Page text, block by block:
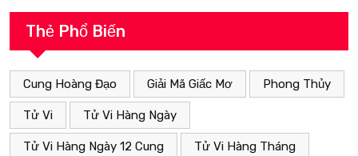
Thẻ Phổ Biến
Cung Hoàng Đạo Giải Mã Giấc Mơ Phong Thủy
Tử Vi Tử Vi Hàng Ngày
Tử Vi Hàng Ngày 12 Cung Tử Vi Hàng Tháng